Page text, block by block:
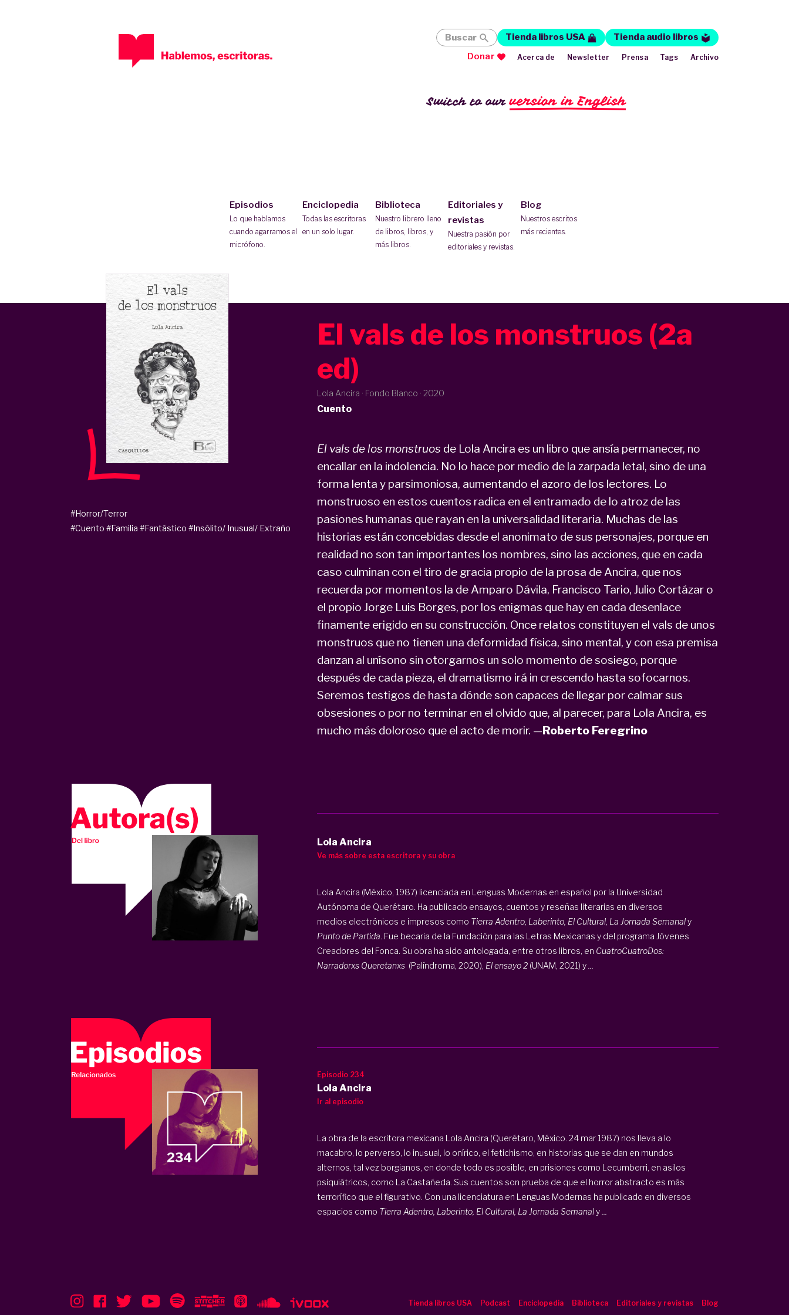
Switch to ourversion in English
Episodios
Lo que hablamos
cuando agarramos el
micrófono.
Enciclopedia
Todas las escritoras
en un solo lugar.
Biblioteca
Nuestro librero lleno
de libros, libros, y
más libros.
Editoriales y
revistas
Nuestra pasión por
editoriales y revistas.
Blog
Nuestros escritos
más recientes.
Buscar Tienda libros USA
Tienda audio libros
Donar
Acerca de Newsletter Prensa Tags Archivo
El vals de los monstruos (2a
ed)
Lola Ancira · Fondo Blanco · 2020
Cuento
El vals de los monstruos de Lola Ancira es un libro que ansía permanecer, no
encallar en la indolencia. No lo hace por medio de la zarpada letal, sino de una
forma lenta y parsimoniosa, aumentando el azoro de los lectores. Lo
monstruoso en estos cuentos radica en el entramado de lo atroz de las
pasiones humanas que rayan en la universalidad literaria. Muchas de las
historias están concebidas desde el anonimato de sus personajes, porque en
realidad no son tan importantes los nombres, sino las acciones, que en cada
caso culminan con el tiro de gracia propio de la prosa de Ancira, que nos
recuerda por momentos la de Amparo Dávila, Francisco Tario, Julio Cortázar o
el propio Jorge Luis Borges, por los enigmas que hay en cada desenlace
finamente erigido en su construcción. Once relatos constituyen el vals de unos
monstruos que no tienen una deformidad física, sino mental, y con esa premisa
danzan al unísono sin otorgarnos un solo momento de sosiego, porque
después de cada pieza, el dramatismo irá in crescendo hasta sofocarnos.
Seremos testigos de hasta dónde son capaces de llegar por calmar sus
obsesiones o por no terminar en el olvido que, al parecer, para Lola Ancira, es
mucho más doloroso que el acto de morir. —Roberto Feregrino
#Horror/Terror
#Cuento #Familia #Fantástico #Insólito/ Inusual/ Extraño
Lola Ancira
Ve más sobre esta escritora y su obra
Lola Ancira (México, 1987) licenciada en Lenguas Modernas en español por la Universidad
Autónoma de Querétaro. Ha publicado ensayos, cuentos y reseñas literarias en diversos
medios electrónicos e impresos como Tierra Adentro, Laberinto, El Cultural, La Jornada Semanaly
Punto de Partida. Fue becaria de la Fundación para las Letras Mexicanas y del programa Jóvenes
Creadores del Fonca. Su obra ha sido antologada, entre otros libros, en CuatroCuatroDos:
Narradorxs Queretanxs (Palíndroma, 2020), El ensayo 2(UNAM, 2021) y ...
Episodio 234
Lola Ancira
Ir al episodio
La obra de la escritora mexicana Lola Ancira (Querétaro, México. 24 mar 1987) nos lleva a lo
macabro, lo perverso, lo inusual, lo onírico, el fetichismo, en historias que se dan en mundos
alternos, tal vez borgianos, en donde todo es posible, en prisiones como Lecumberri, en asilos
psiquiátricos, como La Castañeda. Sus cuentos son prueba de que el horror abstracto es más
terrorífico que el figurativo. Con una licenciatura en Lenguas Modernas ha publicado en diversos
espacios como Tierra Adentro, Laberinto, El Cultural, La Jornada Semanaly ...
Tienda libros USA Podcast Enciclopedia Biblioteca Editoriales y revistas Blog